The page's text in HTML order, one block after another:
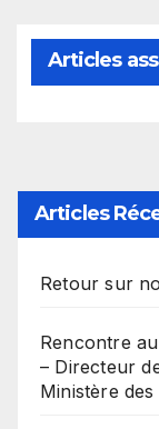
Articles
Articles
Retour sur
Rencontre
– Directeur
Ministère